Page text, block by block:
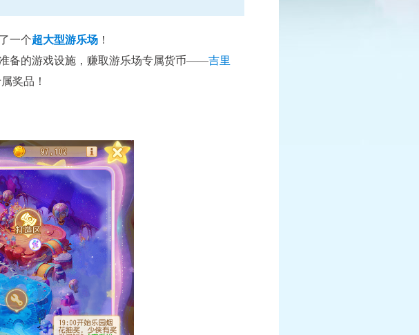
已结束
一个超大型游乐场 ！
备的游戏设施，赚取游乐场专属货币——吉里
奖品！